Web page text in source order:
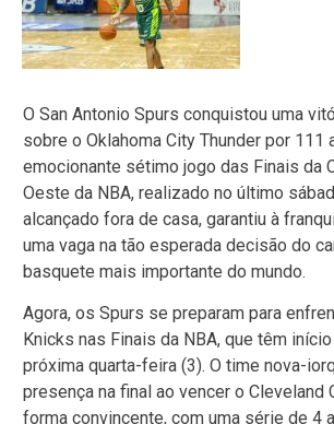
O San Antonio Spurs conquistou uma
sobre o Oklahoma City Thunder por 111
emocionante sétimo jogo das Finais da
Oeste da NBA, realizado no último
alcançado fora de casa, garantiu à
uma vaga na tão esperada decisão do
basquete mais importante do mundo.
Agora, os Spurs se preparam para
Knicks nas Finais da NBA, que têm
próxima quarta-feira (3). O time nova-
presença na final ao vencer o Cleveland
forma convincente, com uma série de 4